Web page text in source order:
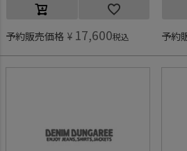
予約販売価格 ¥ 17,600税込 予約